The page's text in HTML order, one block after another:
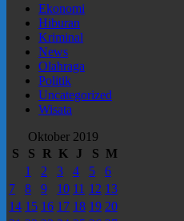
Ekonomi
Hiburan
Kriminal
News
Olahraga
Politik
Uncategorized
Wisata
Oktober 2019
S
S R K J S M
1
2 3 4 5
6
7
8 9 10 11 12 13
14 15 16 17 18 19 20